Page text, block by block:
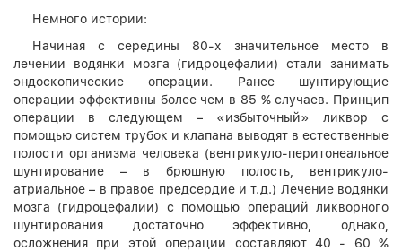
Немного истории:
Начиная с середины 80-х значительное место в
лечении водянки мозга (гидроцефалии) стали занимать
эндоскопические операции. Ранее шунтирующие
операции эффективны более чем в 85 % случаев. Принцип
операции в следующем – «избыточный» ликвор с
помощью систем трубок и клапана выводят в естественные
полости организма человека (вентрикуло-перитонеальное
шунтирование – в брюшную полость, вентрикуло-
атриальное – в правое предсердие и т.д.) Лечение водянки
мозга (гидроцефалии) с помощью операций ликворного
шунтирования достаточно эффективно, однако,
осложнения при этой операции составляют 40 - 60 %